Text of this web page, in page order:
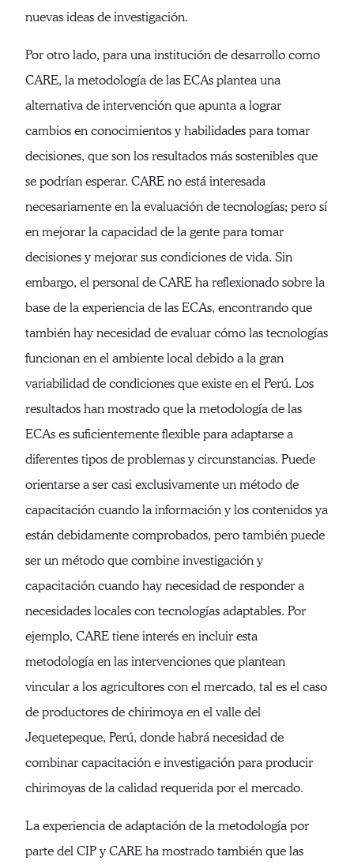
nuevas ideas de investigación.
Por otro lado, para una institución de desarrollo como
CARE, la metodología de las ECAs plantea una
alternativa de intervención que apunta a lograr
cambios en conocimientos y habilidades para tomar
decisiones, que son los resultados más sostenibles que
se podrían esperar. CARE no está interesada
necesariamente en la evaluación de tecnologías; pero sí
en mejorar la capacidad de la gente para tomar
decisiones y mejorar sus condiciones de vida. Sin
embargo, el personal de CARE ha reflexionado sobre la
base de la experiencia de las ECAs, encontrando que
también hay necesidad de evaluar cómo las tecnologías
funcionan en el ambiente local debido a la gran
variabilidad de condiciones que existe en el Perú. Los
resultados han mostrado que la metodología de las
ECAs es suficientemente flexible para adaptarse a
diferentes tipos de problemas y circunstancias. Puede
orientarse a ser casi exclusivamente un método de
capacitación cuando la información y los contenidos ya
están debidamente comprobados, pero también puede
ser un método que combine investigación y
capacitación cuando hay necesidad de responder a
necesidades locales con tecnologías adaptables. Por
ejemplo, CARE tiene interés en incluir esta
metodología en las intervenciones que plantean
vincular a los agricultores con el mercado, tal es el caso
de productores de chirimoya en el valle del
Jequetepeque, Perú, donde habrá necesidad de
combinar capacitación e investigación para producir
chirimoyas de la calidad requerida por el mercado.
La experiencia de adaptación de la metodología por
parte del CIP y CARE ha mostrado también que las